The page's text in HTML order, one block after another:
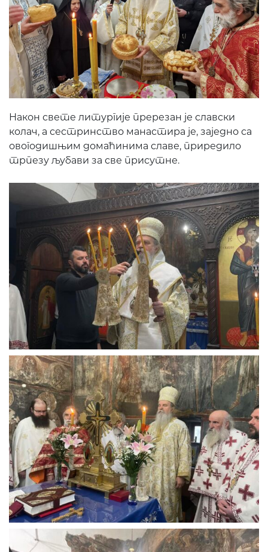
Након свете литургије пререзан је славски
колач, а сестринство манастира је, заједно са
овогодишњим домаћинима славе, приредило
трпезу љубави за све присутне.